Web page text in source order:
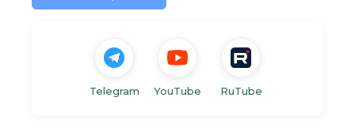
Telegram YouTube RuTube